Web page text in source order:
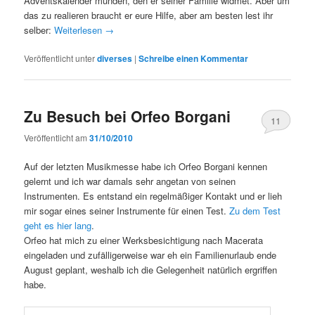
das zu realieren braucht er eure Hilfe, aber am besten lest ihr
selber:Weiterlesen →
Veröffentlicht unterdiverses |Schreibe einen Kommentar
Zu Besuch bei Orfeo Borgani
Veröffentlicht am31/10/2010
11
Auf der letzten Musikmesse habe ich Orfeo Borgani kennen
gelernt und ich war damals sehr angetan von seinen
Instrumenten. Es entstand ein regelmäßiger Kontakt und er lieh
mir sogar eines seiner Instrumente für einen Test.Zu dem Test
geht es hier lang.
Orfeo hat mich zu einer Werksbesichtigung nach Macerata
eingeladen und zufälligerweise war eh ein Familienurlaub ende
August geplant, weshalb ich die Gelegenheit natürlich ergriffen
habe.